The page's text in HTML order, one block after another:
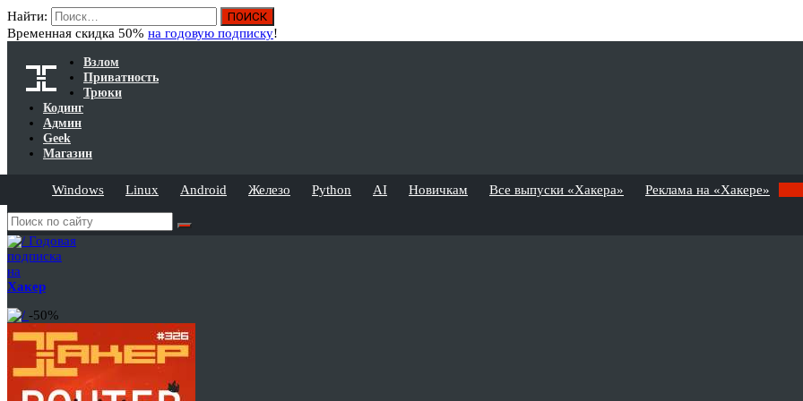
Найти:
Временная скидка 50% на годовую подписку!
Взлом
Приватность
Трюки
Кодинг
Админ
Geek
Магазин
Windows Linux Android Железо Python AI Новичкам Все выпуски «Хакера» Реклама на «Хакере»
Годовая
подписка
на
Хакер
-50%